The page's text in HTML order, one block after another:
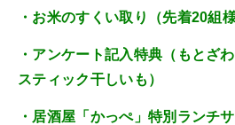
・お米のすくい取り（先着20組様
・アンケート記入特典（もとざ
スティック干しいも）
・居酒屋「かっぺ」特別ランチ